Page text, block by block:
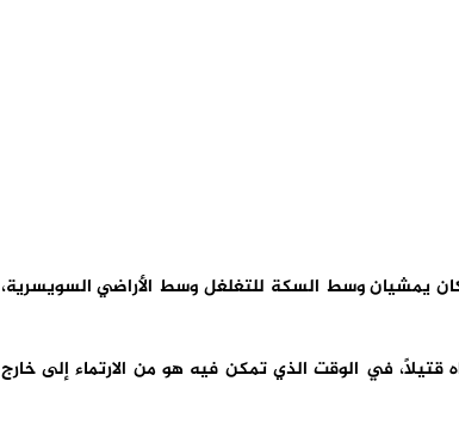
يمشيان وسط السكة للتغلغل وسط الأراضي السويسرية،
في الوقت الذي تمكن فيه هو من الارتماء إلى خارج